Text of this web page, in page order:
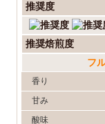
推奨度
推奨焙煎度
フ
香り
甘み
酸味